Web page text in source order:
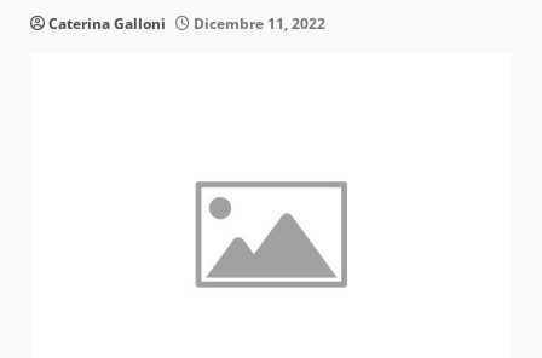
Caterina Galloni Dicembre 11, 2022